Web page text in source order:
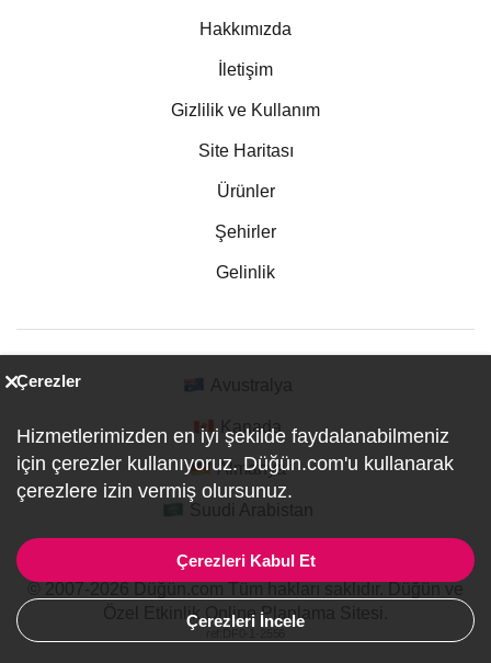
Hakkımızda
İletişim
Gizlilik ve Kullanım
Site Haritası
Ürünler
Şehirler
Gelinlik
Kanada
Almanya
Özel Etkinlik Online Planlama Sitesi.
Çerezler
Hizmetlerimizden en iyi şekilde faydalanabilmeniz
için çerezler kullanıyoruz. Düğün.com'u kullanarak
çerezlere izin vermiş olursunuz.
Çerezleri Kabul Et
Çerezleri İncele